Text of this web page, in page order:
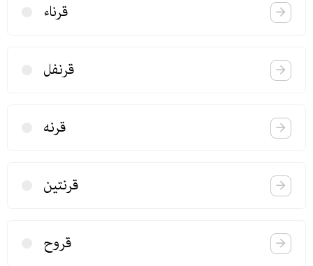
قرناء
قرنفل
قرنه
قرنتین
قروح